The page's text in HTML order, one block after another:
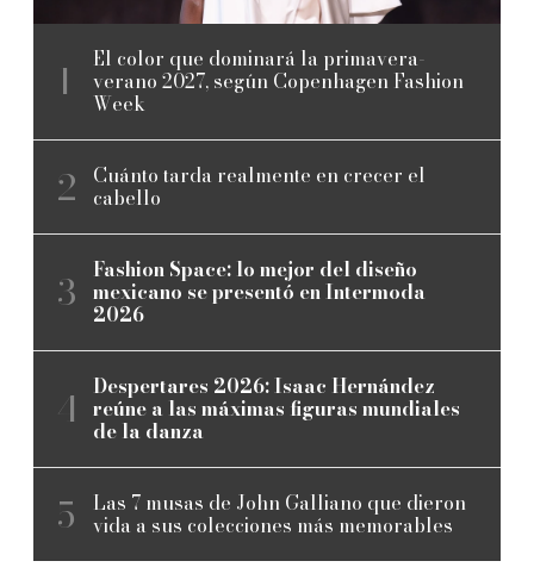
El color que dominará la primavera-
verano 2027, según Copenhagen Fashion
Week
Cuánto tarda realmente en crecer el
cabello
Fashion Space: lo mejor del diseño
mexicano se presentó en Intermoda
2026
Despertares 2026: Isaac Hernández
reúne a las máximas figuras mundiales
de la danza
Las 7 musas de John Galliano que dieron
vida a sus colecciones más memorables